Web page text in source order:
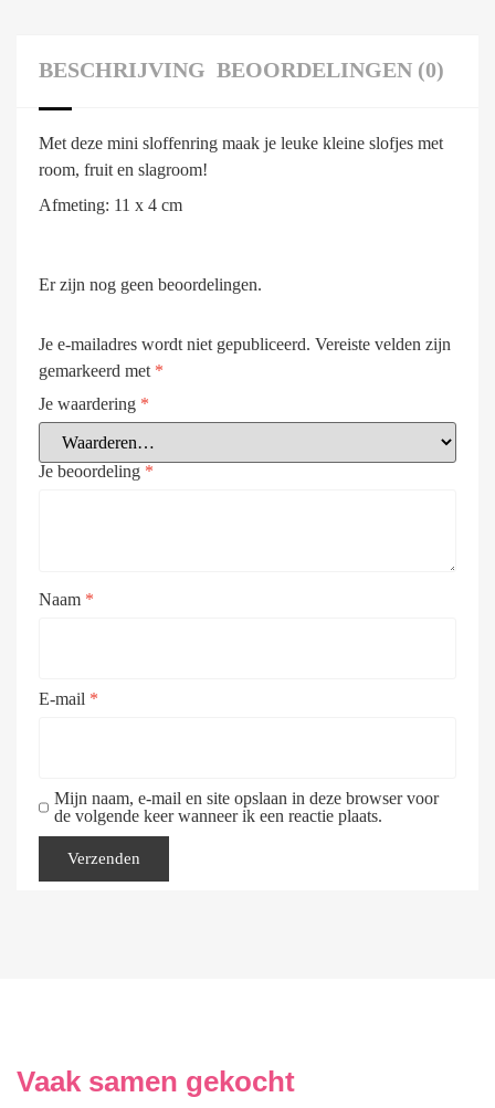
BESCHRIJVING BEOORDELINGEN (0)
Met deze mini sloffenring maak je leuke kleine slofjes met
room, fruit en slagroom!
Afmeting: 11 x 4 cm
Er zijn nog geen beoordelingen.
Je e-mailadres wordt niet gepubliceerd. Vereiste velden zijn
gemarkeerd met *
Je waardering *
Je beoordeling *
Naam *
E-mail *
Mijn naam, e-mail en site opslaan in deze browser voor
de volgende keer wanneer ik een reactie plaats.
Vaak samen gekocht